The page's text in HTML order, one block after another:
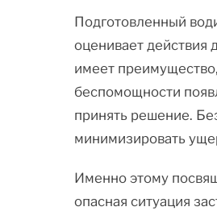
Подготовленный
оценивает действия
имеет
беспомощности
принять решение.
минимизировать
Именно этому
опасная ситуация